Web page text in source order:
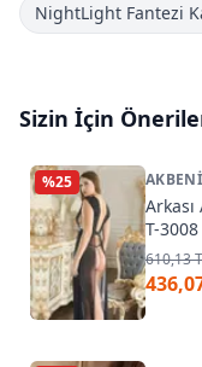
NightLight Fantezi
Sizin İçin
%25
T-3008
610,13